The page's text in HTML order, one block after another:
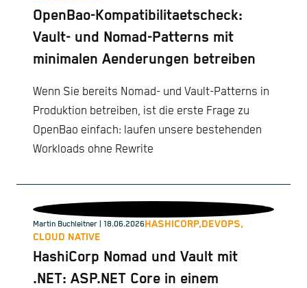
OpenBao-Kompatibilitaetscheck:
Vault- und Nomad-Patterns mit
minimalen Aenderungen betreiben
Wenn Sie bereits Nomad- und Vault-Patterns in
Produktion betreiben, ist die erste Frage zu
OpenBao einfach: laufen unsere bestehenden
Workloads ohne Rewrite
Martin Buchleitner | 18.06.2026HASHICORP,DEVOPS,
CLOUD NATIVE
HashiCorp Nomad und Vault mit
.NET: ASP.NET Core in einem